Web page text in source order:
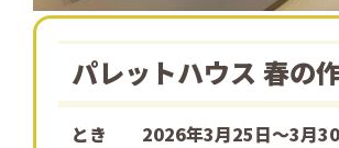
パレットハウス 春の
とき 2026年3月25日〜3月